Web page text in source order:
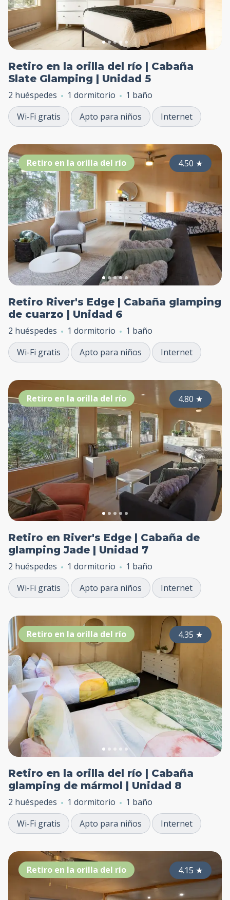
Retiro en la orilla del río | Cabaña
Slate Glamping | Unidad 5
2 huéspedes 1 dormitorio
1 baño
Wi-Fi gratis
Apto para niños Internet
Retiro en la orilla del río 4.50 ★
Retiro River's Edge | Cabaña glamping
de cuarzo | Unidad 6
2 huéspedes 1 dormitorio
1 baño
Wi-Fi gratis
Apto para niños Internet
Retiro en la orilla del río 4.80 ★
Retiro en River's Edge | Cabaña de
glamping Jade | Unidad 7
2 huéspedes 1 dormitorio
1 baño
Wi-Fi gratis
Apto para niños Internet
Retiro en la orilla del río 4.35 ★
Retiro en la orilla del río | Cabaña
glamping de mármol | Unidad 8
2 huéspedes 1 dormitorio
1 baño
Wi-Fi gratis
Apto para niños Internet
Retiro en la orilla del río 4.15 ★